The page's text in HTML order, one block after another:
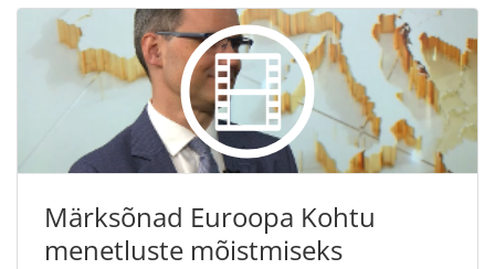
Märksõnad Euroopa Kohtu
menetluste mõistmiseks